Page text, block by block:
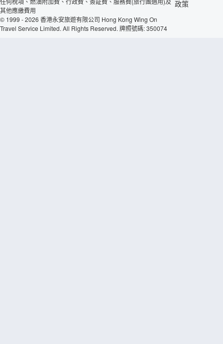
其他應繳費用
© 1999 - 2026 香港永安旅遊有限公司 Hong Kong Wing On
Travel Service Limited. All Rights Reserved. 牌照號碼: 350074
政策